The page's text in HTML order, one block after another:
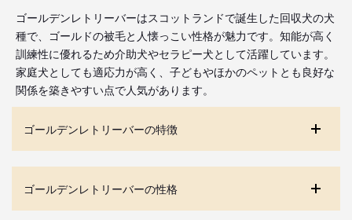
ゴールデンレトリーバーはスコットランドで誕生した回収犬の犬
種で、ゴールドの被毛と人懐っこい性格が魅力です。知能が高く
訓練性に優れるため介助犬やセラピー犬として活躍しています。
家庭犬としても適応力が高く、子どもやほかのペットとも良好な
関係を築きやすい点で人気があります。
ゴールデンレトリーバーの特徴
ゴールデンレトリーバーの性格